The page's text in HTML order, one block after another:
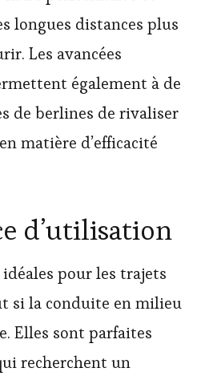
longues distances plus
Les avancées
également à de
de berlines de rivaliser
matière d’efficacité
d’utilisation
pour les trajets
si la conduite en milieu
Elles sont parfaites
recherchent un